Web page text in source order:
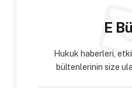
E
Hukuk haberleri,
bültenlerinin size